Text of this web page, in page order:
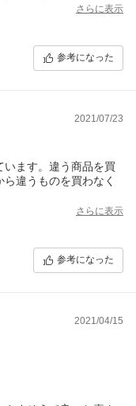
さらに表示
参考になった
2021/07/23
ます。違う商品を買
違うものを買わなく
さらに表示
参考になった
2021/04/15